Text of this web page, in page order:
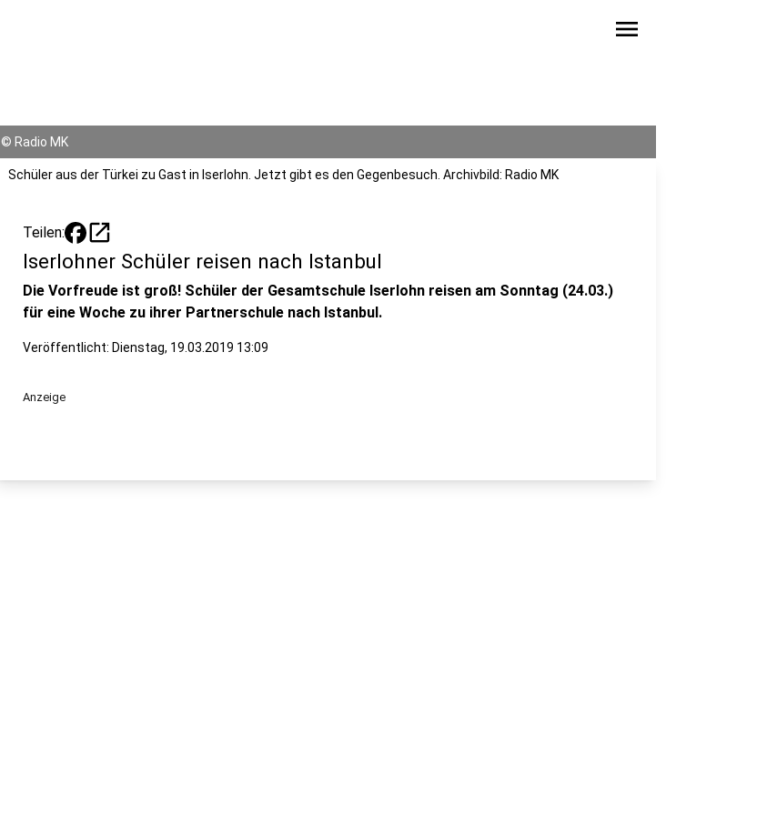
menu
© Radio MK
Schüler aus der Türkei zu Gast in Iserlohn. Jetzt gibt es den Gegenbesuch. Archivbild: Radio MK
Teilen: open_in_new
Iserlohner Schüler reisen nach Istanbul
Die Vorfreude ist groß! Schüler der Gesamtschule Iserlohn reisen am Sonntag (24.03.)
für eine Woche zu ihrer Partnerschule nach Istanbul.
Veröffentlicht: Dienstag, 19.03.2019 13:09
Anzeige